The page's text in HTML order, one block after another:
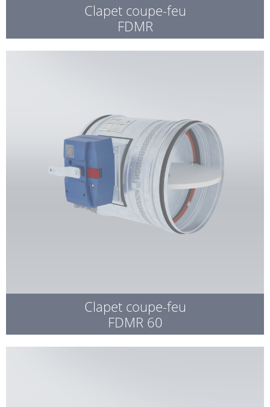
Clapet coupe-feu
FDMR
Clapet coupe-feu
FDMR 60